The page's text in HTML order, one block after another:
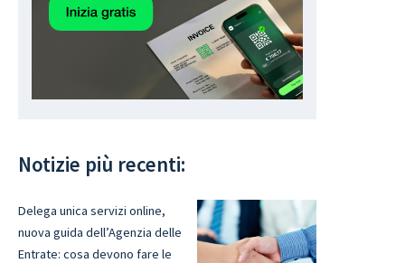
Notizie più recenti:
Delega unica servizi online,
nuova guida dell’Agenzia delle
Entrate: cosa devono fare le